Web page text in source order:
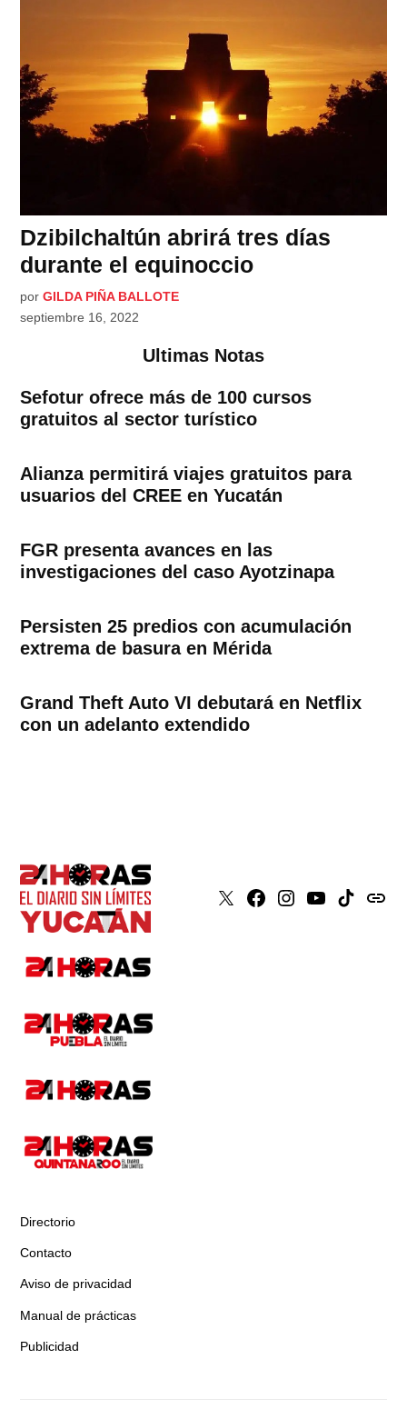
Dzibilchaltún abrirá tres días
durante el equinoccio
por GILDA PIÑA BALLOTE
septiembre 16, 2022
Ultimas Notas
Sefotur ofrece más de 100 cursos
gratuitos al sector turístico
Alianza permitirá viajes gratuitos para
usuarios del CREE en Yucatán
FGR presenta avances en las
investigaciones del caso Ayotzinapa
Persisten 25 predios con acumulación
extrema de basura en Mérida
Grand Theft Auto VI debutará en Netflix
con un adelanto extendido
X Faceboook
Instagram
YoutubeTiktokissuu
Directorio
Contacto
Aviso de privacidad
Manual de prácticas
Publicidad